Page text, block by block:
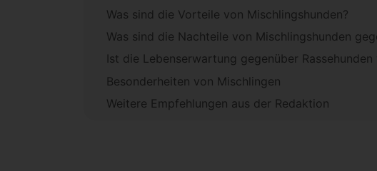
Was sind die Vorteile von Mischlingshunden?
Was sind die Nachteile von Mischlingshunden
Ist die Lebenserwartung gegenüber
Besonderheiten von Mischlingen
Weitere Empfehlungen aus der Redaktion